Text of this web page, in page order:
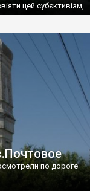
цей субєктивізм,
по дороге